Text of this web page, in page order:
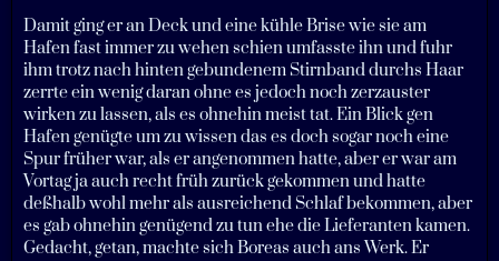
Damit ging er an Deck und eine kühle Brise wie sie am
Hafen fast immer zu wehen schien umfasste ihn und fuhr
ihm trotz nach hinten gebundenem Stirnband durchs Haar
zerrte ein wenig daran ohne es jedoch noch zerzauster
wirken zu lassen, als es ohnehin meist tat. Ein Blick gen
Hafen genügte um zu wissen das es doch sogar noch eine
Spur früher war, als er angenommen hatte, aber er war am
Vortag ja auch recht früh zurück gekommen und hatte
deßhalb wohl mehr als ausreichend Schlaf bekommen, aber
es gab ohnehin genügend zu tun ehe die Lieferanten kamen.
Gedacht, getan, machte sich Boreas auch ans Werk. Er